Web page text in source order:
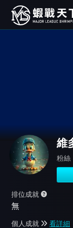
維
粉絲
排位成就
無
個人成就 看詳細